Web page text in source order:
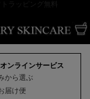
ンラインサービス
から選ぶ
届け便